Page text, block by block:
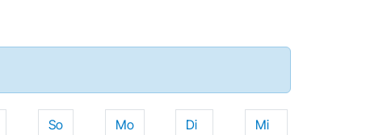
So
Mo
Di
Mi